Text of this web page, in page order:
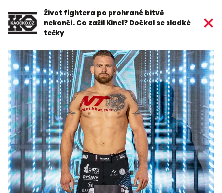
Život fightera po prohrané bitvě
nekončí. Co zažil Kincl? Dočkal se sladké
tečky